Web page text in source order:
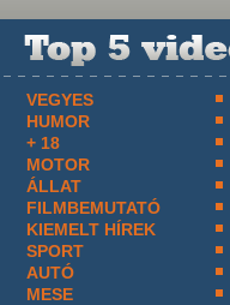
VEGYES
HUMOR
+ 18
MOTOR
ÁLLAT
FILMBEMUTATÓ
KIEMELT HÍREK
SPORT
AUTÓ
MESE